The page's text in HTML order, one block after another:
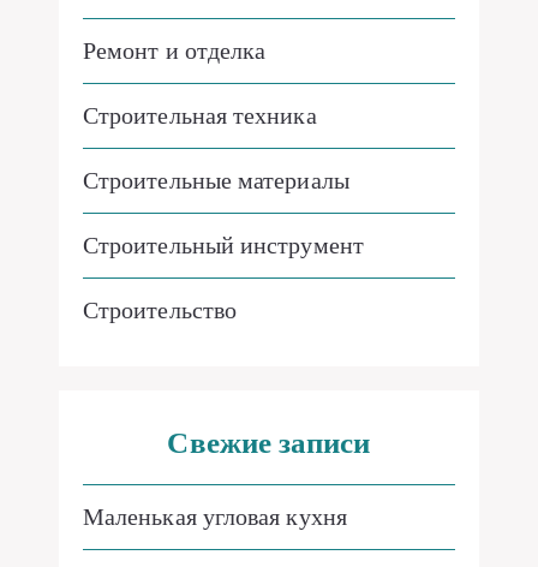
Ремонт и отделка
Строительная техника
Строительные материалы
Строительный инструмент
Строительство
Свежие записи
Маленькая угловая кухня